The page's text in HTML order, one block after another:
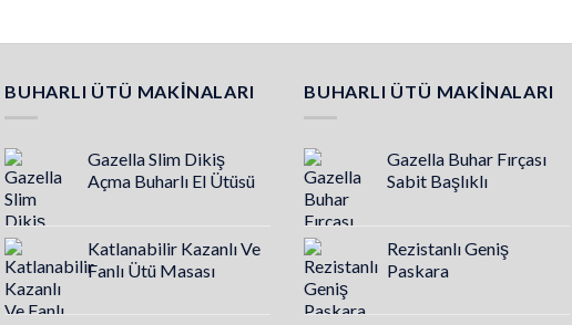
BUHARLI ÜTÜ MAKINALARI
Gazella Slim Dikiş
Açma Buharlı El Ütüsü
Katlanabilir Kazanlı Ve
Fanlı Ütü Masası
BUHARLI ÜTÜ MAKINALARI
Gazella Buhar Fırçası
Sabit Başlıklı
Rezistanlı Geniş
Paskara